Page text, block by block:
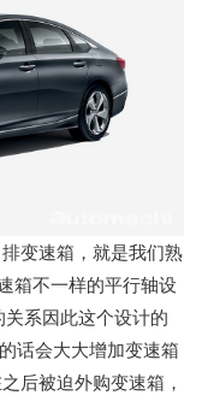
变速箱，就是我们熟
箱不一样的平行轴设
系因此这个设计的
话会大大增加变速箱
后被迫外购变速箱，